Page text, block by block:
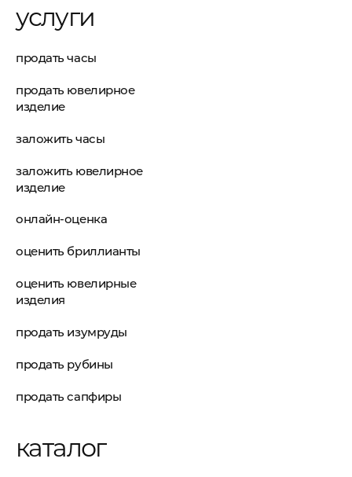
услуги
продать часы
продать ювелирное
изделие
заложить часы
заложить ювелирное
изделие
онлайн-оценка
оценить бриллианты
оценить ювелирные
изделия
продать изумруды
продать рубины
продать сапфиры
каталог